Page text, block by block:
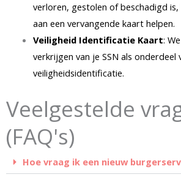
verloren, gestolen of beschadigd is,
aan een vervangende kaart helpen.
Veiligheid Identificatie Kaart:
verkrijgen van je SSN als onderdeel
veiligheidsidentificatie.
Veelgestelde
(FAQ's)
Hoe vraag ik een nieuw